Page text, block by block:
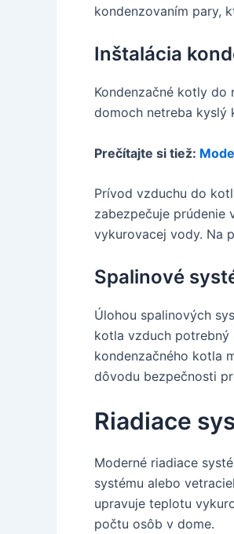
kondenzovaním pary,
Inštalácia
Kondenzačné kotly do
domoch netreba kyslý
Prečítajte si tiež:
Prívod vzduchu do
zabezpečuje prúdenie
vykurovacej vody. Na
Spalinové
Úlohou spalinových
kotla vzduch potrebný
kondenzačného kotla
dôvodu bezpečnosti
Riadiace
Moderné riadiace
systému alebo
upravuje teplotu
počtu osôb v dome.